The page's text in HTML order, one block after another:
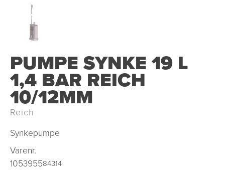
PUMPE SYNKE 19 L
1,4 BAR REICH
10/12MM
Reich
Synkepumpe
Varenr.
105395584314